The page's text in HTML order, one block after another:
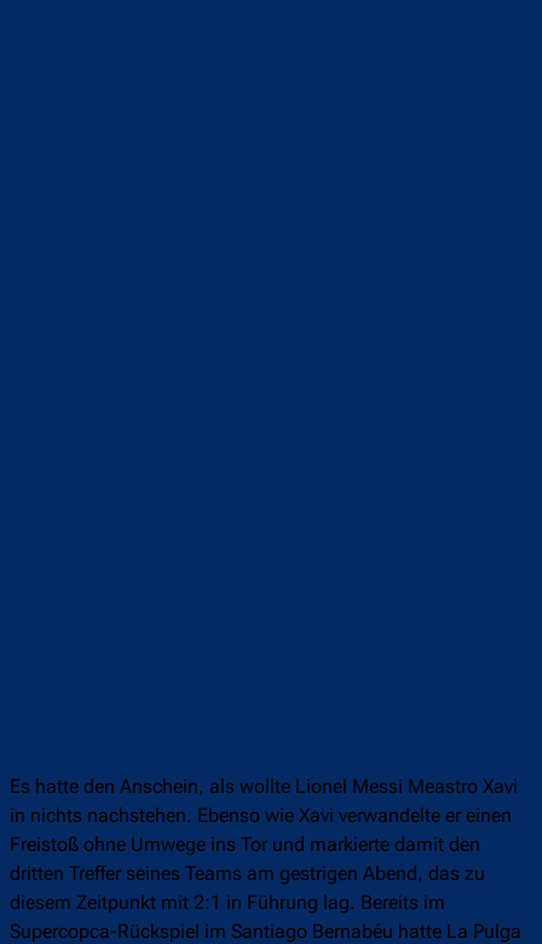
Es hatte den Anschein, als wollte Lionel Messi Meastro Xavi
in nichts nachstehen. Ebenso wie Xavi verwandelte er einen
Freistoß ohne Umwege ins Tor und markierte damit den
dritten Treffer seines Teams am gestrigen Abend, das zu
diesem Zeitpunkt mit 2:1 in Führung lag. Bereits im
Supercopca-Rückspiel im Santiago Bernabéu hatte La Pulga